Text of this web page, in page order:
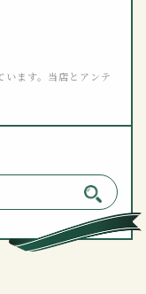
います。当店とアンテ